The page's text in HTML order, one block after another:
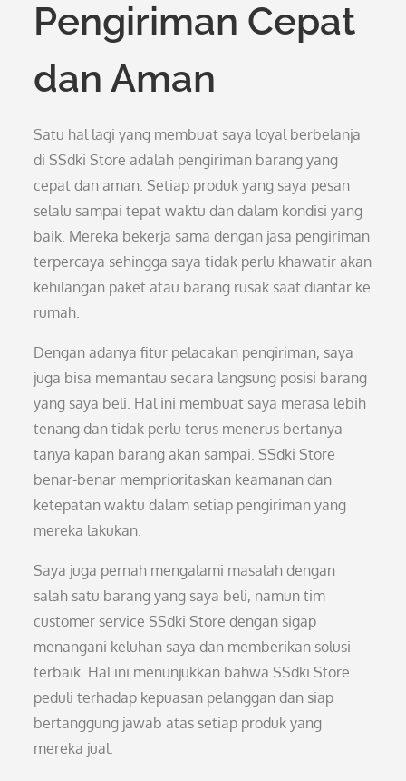
Pengiriman Cepat
dan Aman
Satu hal lagi yang membuat saya loyal berbelanja
di SSdki Store adalah pengiriman barang yang
cepat dan aman. Setiap produk yang saya pesan
selalu sampai tepat waktu dan dalam kondisi yang
baik. Mereka bekerja sama dengan jasa pengiriman
terpercaya sehingga saya tidak perlu khawatir akan
kehilangan paket atau barang rusak saat diantar ke
rumah.
Dengan adanya fitur pelacakan pengiriman, saya
juga bisa memantau secara langsung posisi barang
yang saya beli. Hal ini membuat saya merasa lebih
tenang dan tidak perlu terus menerus bertanya-
tanya kapan barang akan sampai. SSdki Store
benar-benar memprioritaskan keamanan dan
ketepatan waktu dalam setiap pengiriman yang
mereka lakukan.
Saya juga pernah mengalami masalah dengan
salah satu barang yang saya beli, namun tim
customer service SSdki Store dengan sigap
menangani keluhan saya dan memberikan solusi
terbaik. Hal ini menunjukkan bahwa SSdki Store
peduli terhadap kepuasan pelanggan dan siap
bertanggung jawab atas setiap produk yang
mereka jual.